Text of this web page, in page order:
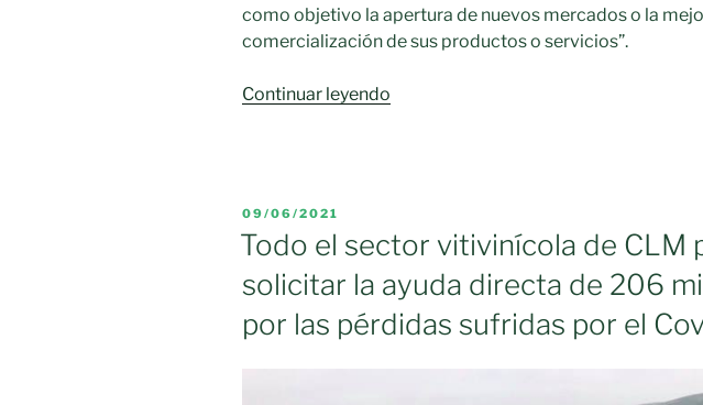
como objetivo la apertura de nuevos mercados o la
comercialización de sus productos o servicios”.
Continuar leyendo
de
empresas
de
Ciudad
PUBLICADO
EL
09/06/2021
Todo el sector vitivinícola de CLM
solicitar la ayuda directa de 206
por las pérdidas sufridas por el